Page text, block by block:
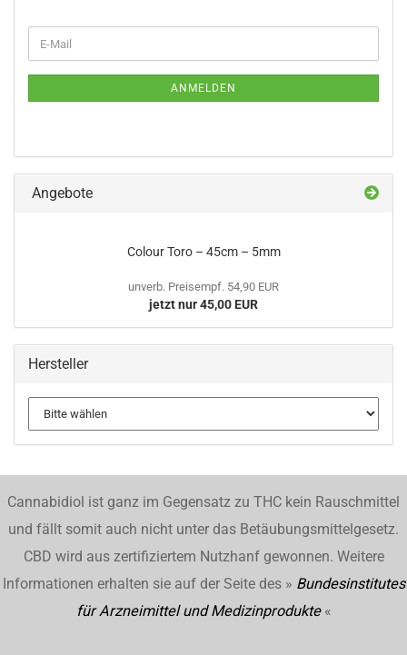
ZUR
E-
Mail
ANMELDEN
Angebote
Colour Toro – 45cm – 5mm
unverb. Preisempf. 54,90 EUR
jetzt nur 45,00 EUR
Hersteller
Cannabidiol ist ganz im Gegensatz zu THC kein Rauschmittel
und fällt somit auch nicht unter das Betäubungsmittelgesetz.
CBD wird aus zertifiziertem Nutzhanf gewonnen. Weitere
Informationen erhalten sie auf der Seite des » Bundesinstitutes
für Arzneimittel und Medizinprodukte«